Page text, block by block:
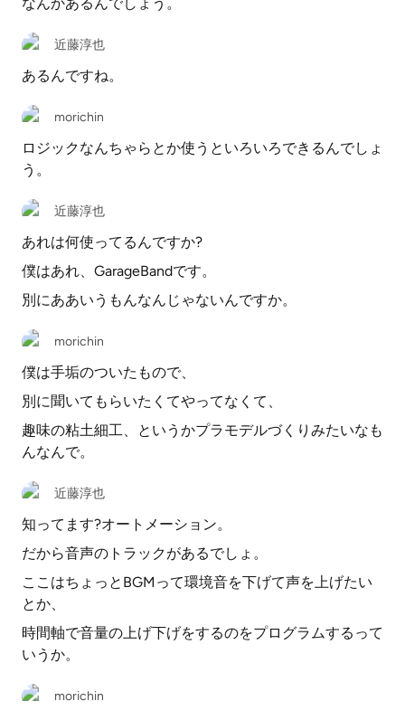
近藤淳也
あるんですね。
morichin
ロジックなんちゃらとか使うといろいろできるんでしょ
う。
近藤淳也
あれは何使ってるんですか?
僕はあれ、GarageBandです。
別にああいうもんなんじゃないんですか。
morichin
僕は手垢のついたもので、
別に聞いてもらいたくてやってなくて、
趣味の粘土細工、というかプラモデルづくりみたいなも
んなんで。
近藤淳也
知ってます?オートメーション。
だから音声のトラックがあるでしょ。
ここはちょっとBGMって環境音を下げて声を上げたい
とか、
時間軸で音量の上げ下げをするのをプログラムするって
いうか。
morichin